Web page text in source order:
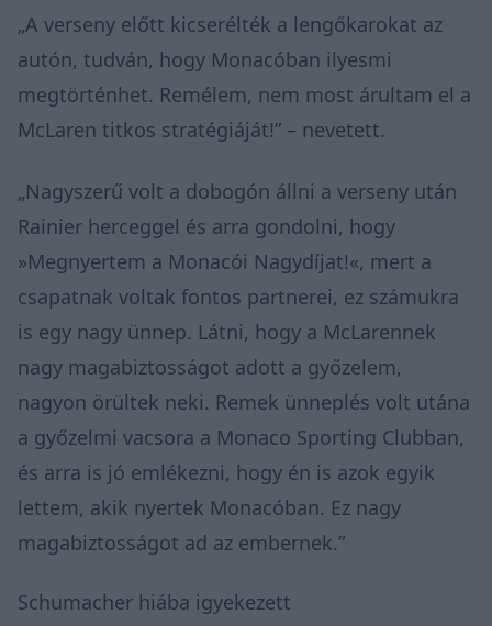
„A verseny előtt kicserélték a lengőkarokat az
autón, tudván, hogy Monacóban ilyesmi
megtörténhet. Remélem, nem most árultam el a
McLaren titkos stratégiáját!” – nevetett.
„Nagyszerű volt a dobogón állni a verseny után
Rainier herceggel és arra gondolni, hogy
»Megnyertem a Monacói Nagydíjat!«, mert a
csapatnak voltak fontos partnerei, ez számukra
is egy nagy ünnep. Látni, hogy a McLarennek
nagy magabiztosságot adott a győzelem,
nagyon örültek neki. Remek ünneplés volt utána
a győzelmi vacsora a Monaco Sporting Clubban,
és arra is jó emlékezni, hogy én is azok egyik
lettem, akik nyertek Monacóban. Ez nagy
magabiztosságot ad az embernek.”
Schumacher hiába igyekezett